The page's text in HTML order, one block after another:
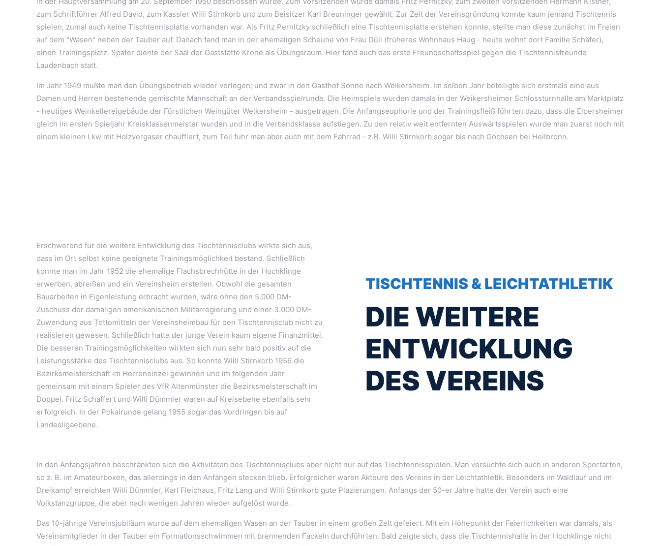
zum Schriftführer Alfred David, zum Kassier Willi Stirnkorb und zum Beisitzer Karl Breuninger gewählt. Zur Zeit der Vereinsgründung konnte kaum jemand Tischtennis
spielen, zumal auch keine Tischtennisplatte vorhanden war. Als Fritz Pernitzky schließlich eine Tischtennisplatte erstehen konnte, stellte man diese zunächst im Freien
auf dem "Wasen" neben der Tauber auf. Danach fand man in der ehemaligen Scheune von Frau Düll (früheres Wohnhaus Haug - heute wohnt dort Familie Schäfer),
einen Trainingsplatz. Später diente der Saal der Gaststätte Krone als Übungsraum. Hier fand auch das erste Freundschaftsspiel gegen die Tischtennisfreunde
Laudenbach statt.
Im Jahr 1949 mußte man den Übungsbetrieb wieder verlegen; und zwar in den Gasthof Sonne nach Weikersheim. Im selben Jahr beteiligte sich erstmals eine aus
Damen und Herren bestehende gemischte Mannschaft an der Verbandsspielrunde. Die Heimspiele wurden damals in der Weikersheimer Schlossturnhalle am Marktplatz
- heutiges Weinkellereigebäude der Fürstlichen Weingüter Weikersheim - ausgetragen. Die Anfangseuphorie und der Trainingsfleiß führten dazu, dass die Elpersheimer
gleich im ersten Spieljahr Kreisklassenmeister wurden und in die Verbandsklasse aufstiegen. Zu den relativ weit entfernten Auswärtsspielen wurde man zuerst noch mit
einem kleinen Lkw mit Holzvergaser chauffiert, zum Teil fuhr man aber auch mit dem Fahrrad - z.B. Willi Stirnkorb sogar bis nach Gochsen bei Heilbronn.
Erschwerend für die weitere Entwicklung des Tischtennisclubs wirkte sich aus,
dass im Ort selbst keine geeignete Trainingsmöglichkeit bestand. Schließlich
konnte man im Jahr 1952 die ehemalige Flachsbrechhütte in der Hochklinge
erwerben, abreißen und ein Vereinsheim erstellen. Obwohl die gesamten
Bauarbeiten in Eigenleistung erbracht wurden, wäre ohne den 5.000 DM-
Zuschuss der damaligen amerikanischen Militärregierung und einer 3.000 DM-
Zuwendung aus Tottomitteln der Vereinsheimbau für den Tischtennisclub nicht zu
realisieren gewesen. Schließlich hatte der junge Verein kaum eigene Finanzmittel.
Die besseren Trainingsmöglichkeiten wirkten sich nun sehr bald positiv auf die
Leistungsstärke des Tischtennisclubs aus. So konnte Willi Stirnkorb 1956 die
Bezirksmeisterschaft im Herreneinzel gewinnen und im folgenden Jahr
gemeinsam mit einem Spieler des VfR Altenmünster die Bezirksmeisterschaft im
Doppel. Fritz Schaffert und Willi Dümmler waren auf Kreisebene ebenfalls sehr
erfolgreich. In der Pokalrunde gelang 1955 sogar das Vordringen bis auf
Landesligaebene.
TISCHTENNIS & LEICHTATHLETIK
DIE WEITERE
ENTWICKLUNG
DES VEREINS
In den Anfangsjahren beschränkten sich die Aktivitäten des Tischtennisclubs aber nicht nur auf das Tischtennisspielen. Man versuchte sich auch in anderen Sportarten,
so z. B. im Amateurboxen, das allerdings in den Anfängen stecken blieb. Erfolgreicher waren Akteure des Vereins in der Leichtathletik. Besonders im Waldlauf und im
Dreikampf erreichten Willi Dümmler, Karl Fleichaus, Fritz Lang und Willi Stirnkorb gute Plazierungen. Anfangs der 50-er Jahre hatte der Verein auch eine
Volkstanzgruppe, die aber nach wenigen Jahren wieder aufgelöst wurde.
Das 10-jährige Vereinsjubiläum wurde auf dem ehemaligen Wasen an der Tauber in einem großen Zelt gefeiert. Mit ein Höhepunkt der Feierlichkeiten war damals, als
Vereinsmitglieder in der Tauber ein Formationsschwimmen mit brennenden Fackeln durchführten. Bald zeigte sich, dass die Tischtennishalle in der Hochklinge nicht